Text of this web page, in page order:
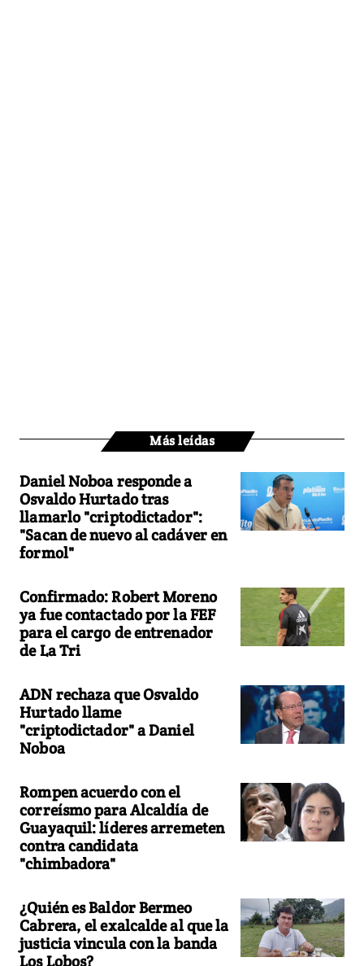
Más leídas
Daniel Noboa responde a
Osvaldo Hurtado tras
llamarlo "criptodictador":
"Sacan de nuevo al cadáver en
formol"
Confirmado: Robert Moreno
ya fue contactado por la FEF
para el cargo de entrenador
de La Tri
ADN rechaza que Osvaldo
Hurtado llame
"criptodictador" a Daniel
Noboa
Rompen acuerdo con el
correísmo para Alcaldía de
Guayaquil: líderes arremeten
contra candidata
"chimbadora"
¿Quién es Baldor Bermeo
Cabrera, el exalcalde al que la
justicia vincula con la banda
Los Lobos?